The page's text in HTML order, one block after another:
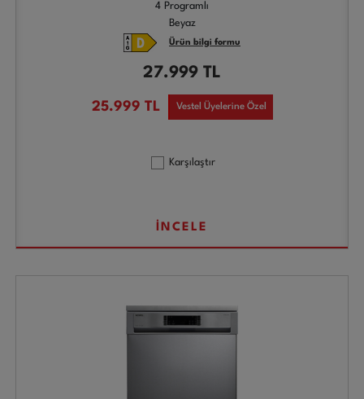
4 Programlı
Beyaz
Ürün bilgi formu
27.999 TL
25.999 TL Vestel Üyelerine Özel
Karşılaştır
İNCELE